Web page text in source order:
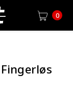
0